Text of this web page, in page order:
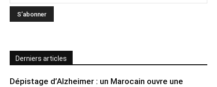
Derniers articles
Dépistage d’Alzheimer : un Marocain ouvre une